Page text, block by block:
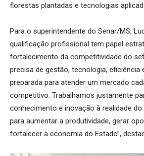
florestas plantadas e tecnologias
Para o superintendente do Senar/MS,
qualificação profissional tem papel
fortalecimento da competitividade do
precisa de gestão, tecnologia, eficiência
preparada para atender um mercado
competitivo. Trabalhamos justamente
conhecimento e inovação à realidade
para aumentar a produtividade, gerar
fortalecer a economia do Estado”,